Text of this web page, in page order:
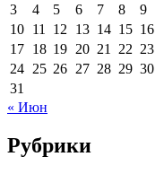
3
4 5 6 7 8
9
10 11 12 13 14 15 16
17 18 19 20 21 22 23
24 25 26 27 28 29 30
31
« Июн
Рубрики